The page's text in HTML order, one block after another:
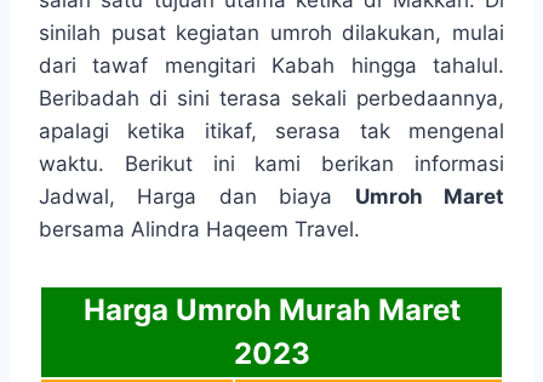
sinilah pusat kegiatan umroh dilakukan, mulai
dari tawaf mengitari Kabah hingga tahalul.
Beribadah di sini terasa sekali perbedaannya,
apalagi ketika itikaf, serasa tak mengenal
waktu. Berikut ini kami berikan informasi
Jadwal, Harga dan biaya Umroh Maret
bersama Alindra Haqeem Travel.
Harga Umroh Murah Maret
2023